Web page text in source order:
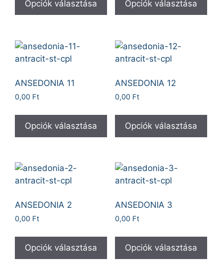
Opciók választása Opciók választása
ANSEDONIA 11
0,00 Ft
Opciók választása
ANSEDONIA 12
0,00 Ft
Opciók választása
ANSEDONIA 2
0,00 Ft
Opciók választása
ANSEDONIA 3
0,00 Ft
Opciók választása